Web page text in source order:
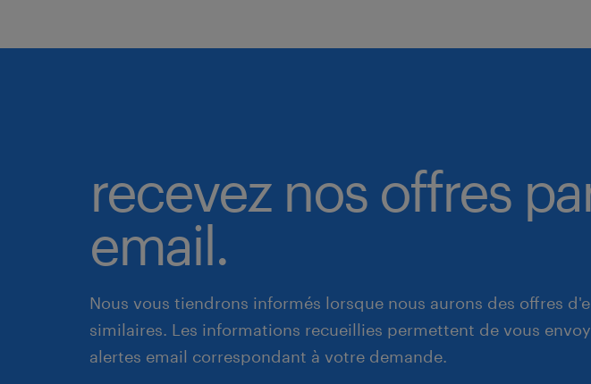
recevez nos offres
email.
Nous vous tiendrons informés lorsque nous aurons des offres
similaires. Les informations recueillies permettent de vous
alertes email correspondant à votre demande.